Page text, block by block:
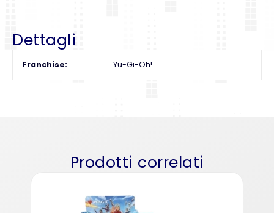
Dettagli
Franchise Yu-Gi-Oh!
Prodotti correlati